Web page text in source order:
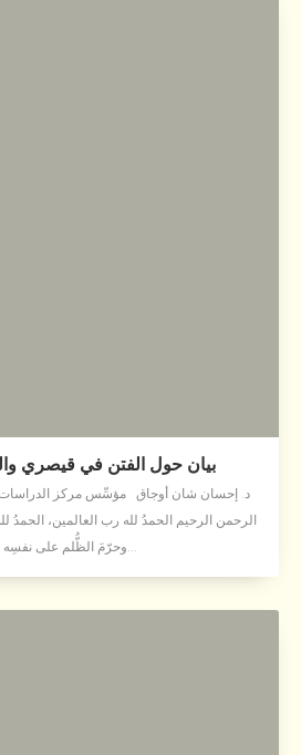
بيان حول الفتن في قيصري
د. إحسان شان أوجاق مؤسِّس مركز الدراسات
الرحمن الرحيم الحمدُ لله رب العالمين، الحمدُ